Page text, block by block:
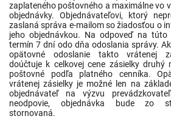
zaplateného poštovného a maximálne vo
objednávky. Objednávateľovi, ktorý
zaslaná správa e-mailom so žiadosťou o
jeho objednávkou. Na odpoveď na
termín 7 dní odo dňa odoslania správy.
opätovné odoslanie takto vrátenej
doúčtuje k celkovej cene zásielky druhý
poštovné podľa platného cenníka.
vrátenej zásielky je možné len na
objednávateľ na výzvu
neodpovie, objednávka bude zo
stornovaná.